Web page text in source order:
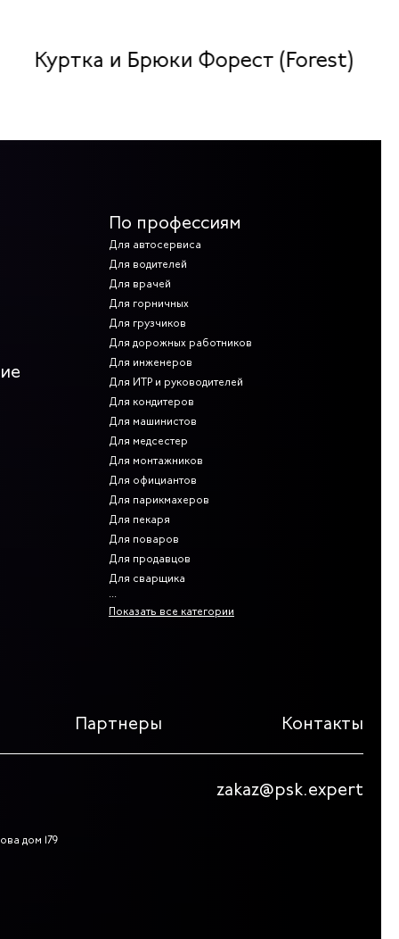
Куртка и Брюки Форест (Forest)
По профессиям
Для автосервиса
Для водителей
Для врачей
Для горничных
Для грузчиков
Для дорожных работников
Для инженеров
Для ИТР и руководителей
Для кондитеров
Для машинистов
Для медсестер
Для монтажников
Для официантов
Для парикмахеров
Для пекаря
Для поваров
Для продавцов
Для сварщика
Показать все категории
Партнеры Контакты
zakaz@psk.expert
дом 179